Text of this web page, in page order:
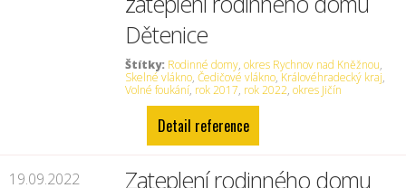
Dětenice
Štítky: Rodinné domy,okres Rychnov nad Kněžnou,
Skelné vlákno,Čedičové vlákno, Královéhradecký kraj,
Volné foukání, rok 2017, rok 2022,okres Jičín
Detail reference
19.09.2022
Zateplení rodinného domu